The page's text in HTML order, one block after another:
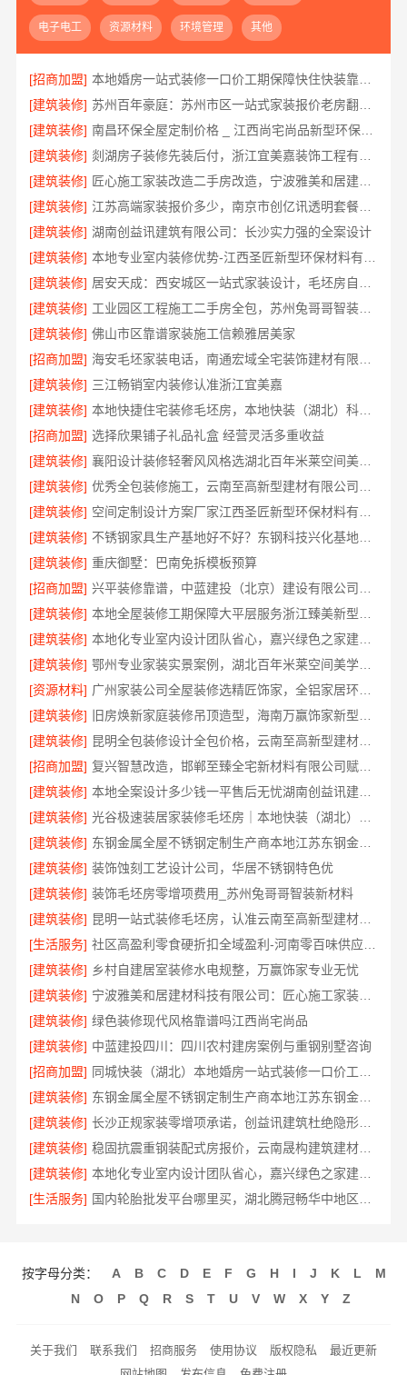
电子电工 资源材料 环境管理 其他
[招商加盟]
[建筑装修]
[建筑装修]
南昌环保全屋定制价格 _ 江西尚宅尚品新型环保材料有限公司_严控成本环保达标
[建筑装修]
[建筑装修]
匠心施工家装改造二手房改造，宁波雅美和居建材科技有限公司
[建筑装修]
江苏高端家装报价多少，南京市创亿讯透明套餐性价比
[建筑装修] 湖南创益讯建筑有限公司：长沙实力强的全案设计
[建筑装修]
[建筑装修]
[建筑装修]
工业园区工程施工二手房全包，苏州兔哥哥智装新材料有限公司从毛坯到精装交付
[建筑装修] 佛山市区靠谱家装施工信赖雅居美家
[招商加盟]
[建筑装修] 三江畅销室内装修认准浙江宜美嘉
[建筑装修]
本地快捷住宅装修毛坯房，本地快装（湖北）科技有限公司全程托管省心
[招商加盟] 选择欣果铺子礼品礼盒 经营灵活多重收益
[建筑装修]
襄阳设计装修轻奢风风格选湖北百年米莱空间美学装饰材料有限公司
[建筑装修]
[建筑装修]
[建筑装修]
[建筑装修] 重庆御墅：巴南免拆模板预算
[招商加盟]
[建筑装修]
[建筑装修]
本地化专业室内设计团队省心，嘉兴绿色之家建材科技全程托管
[建筑装修]
鄂州专业家装实景案例，湖北百年米莱空间美学装饰材料有限公司
[资源材料]
广州家装公司全屋装修选精匠饰家，全铝家居环保零甲醛
[建筑装修]
[建筑装修]
昆明全包装修设计全包价格，云南至高新型建材有限公司
[招商加盟]
复兴智慧改造，邯郸至臻全宅新材料有限公司赋能居住新体验
[建筑装修]
本地全案设计多少钱一平售后无忧湖南创益讯建筑有限公司
[建筑装修]
[建筑装修]
东钢金属全屋不锈钢定制生产商本地江苏东钢金属科技有限公司
[建筑装修] 装饰蚀刻工艺设计公司，华居不锈钢特色优
[建筑装修] 装饰毛坯房零增项费用_苏州兔哥哥智装新材料
[建筑装修]
昆明一站式装修毛坯房，认准云南至高新型建材有限公司
[生活服务]
社区高盈利零食硬折扣全域盈利-河南零百味供应链有限公司
[建筑装修] 乡村自建居室装修水电规整，万赢饰家专业无忧
[建筑装修]
宁波雅美和居建材科技有限公司：匠心施工家装改造二手房改造
[建筑装修] 绿色装修现代风格靠谱吗江西尚宅尚品
[建筑装修] 中蓝建投四川：四川农村建房案例与重钢别墅咨询
[招商加盟]
[建筑装修]
东钢金属全屋不锈钢定制生产商本地江苏东钢金属科技有限公司
[建筑装修]
长沙正规家装零增项承诺，创益讯建筑杜绝隐形消费
[建筑装修]
稳固抗震重钢装配式房报价，云南晟构建筑建材有限公司透明公开
[建筑装修]
本地化专业室内设计团队省心，嘉兴绿色之家建材科技有限公司全案
[生活服务]
按字母分类： A B C D E F G H I J K L
M
N
O P Q R S T U V W X Y Z
关于我们 联系我们 招商服务 使用协议 版权隐私
最近更新